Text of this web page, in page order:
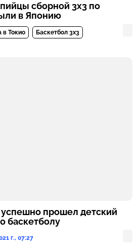
сборной 3x3 по
в Японию
в Токио
Баскетбол 3х3
прошел детский
баскетболу
г., 07:27